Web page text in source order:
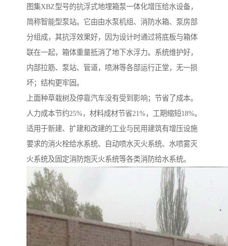
图集XBZ型号的抗浮式地埋箱泵一体化增压给水设备，
简称智能型泵站。它由由水泵机组、消防水箱、泵房部
分组成，其抗浮效果好，因为设计时通过将底板与箱体
联在一起，箱体重量抵消了地下水浮力。系统维护好，
内部拉筋、泵站、管道，喷淋等各部运行正堂，无一损
坏；结构更牢固。
上面种草栽树及停靠汽车没有受到影响；节省了成本。
人力成本节约25%，材料成材节省21%，工期缩短18%。
适用于新建、扩建和改建的工业与民用建筑有增压设施
要求的消火栓给水系统、自动喷水灭火系统、水喷雾灭
火系统及固定消防炮灭火系统等各类消防给水系统。